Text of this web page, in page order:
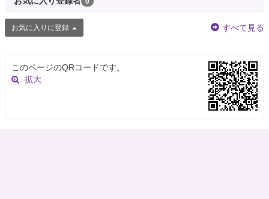
お気に入りに登録 すべて見る
このページのQRコードです。
拡大